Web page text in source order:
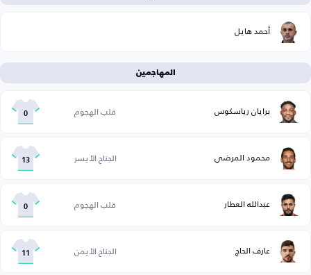
أحمد هايل
المهاجمين
برايان رياسكوس قلب الهجوم 0
محمود المرضي الجناح الأيسر 13
عبدالله العطار قلب الهجوم 0
عارف الحاج الجناح الأيمن 11